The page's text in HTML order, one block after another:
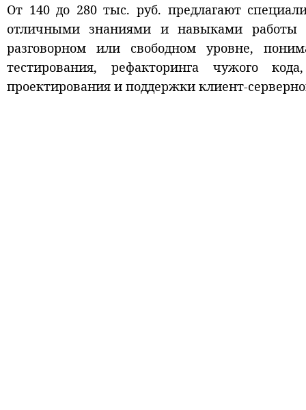
От 140 до 280 тыс. руб. предлагают
отличными знаниями и навыками
разговорном или свободном уровне,
тестирования, рефакторинга чужого
проектирования и поддержки клиент-